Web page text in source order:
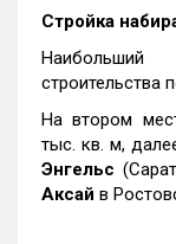
Стройка
строительства
На втором
тыс. кв. м,
Энгельс
Аксай в